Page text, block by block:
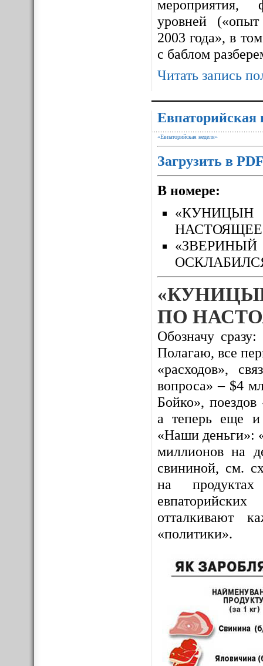
мероприятия,
уровней
2003 года», в
с баблом
Читать запись
Евпаторийская
«Евпаторийская неделя»
Загрузить в
В номере:
«КУНИЦЫН
ПО
Обозначу
Полагаю, все
«расходов»,
вопроса» – $4
Бойко»,
а теперь еще и
«Наши деньги»:
миллионов на
свининой, см.
на продуктах
отталкивают
«политики».